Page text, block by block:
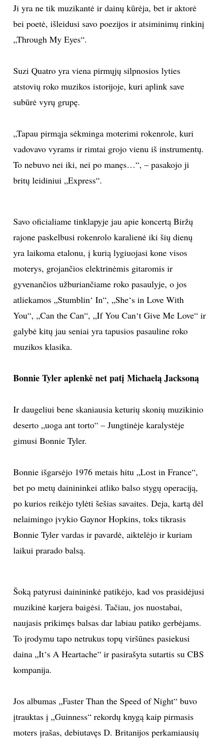
Ji yra ne tik muzikantė ir dainų kūrėja, bet ir aktorė
bei poetė, išleidusi savo poezijos ir atsiminimų rinkinį
„Through My Eyes“.
Suzi Quatro yra viena pirmųjų silpnosios lyties
atstovių roko muzikos istorijoje, kuri aplink save
subūrė vyrų grupę.
„Tapau pirmąja sėkminga moterimi rokenrole, kuri
vadovavo vyrams ir rimtai grojo vienu iš instrumentų.
To nebuvo nei iki, nei po manęs…“, – pasakojo ji
britų leidiniui „Express“.
Savo oficialiame tinklapyje jau apie koncertą Biržų
rajone paskelbusi rokenrolo karalienė iki šių dienų
yra laikoma etalonu, į kurią lygiuojasi kone visos
moterys, grojančios elektrinėmis gitaromis ir
gyvenančios užburiančiame roko pasaulyje, o jos
atliekamos „Stumblin‘ In“, „She‘s in Love With
You“, „Can the Can“, „If You Can‘t Give Me Love“ ir
galybė kitų jau seniai yra tapusios pasauline roko
muzikos klasika.
Bonnie Tyler aplenkė net patį Michaelą Jacksoną
Ir daugeliui bene skaniausia keturių skonių muzikinio
deserto „uoga ant torto“ – Jungtinėje karalystėje
gimusi Bonnie Tyler.
Bonnie išgarsėjo 1976 metais hitu „Lost in France“,
bet po metų dainininkei atliko balso stygų operaciją,
po kurios reikėjo tylėti šešias savaites. Deja, kartą dėl
nelaimingo įvykio Gaynor Hopkins, toks tikrasis
Bonnie Tyler vardas ir pavardė, aiktelėjo ir kuriam
laikui prarado balsą.
Šoką patyrusi dainininkė patikėjo, kad vos prasidėjusi
muzikinė karjera baigėsi. Tačiau, jos nuostabai,
naujasis prikimęs balsas dar labiau patiko gerbėjams.
To įrodymu tapo netrukus topų viršūnes pasiekusi
daina „It‘s A Heartache“ ir pasirašyta sutartis su CBS
kompanija.
Jos albumas „Faster Than the Speed of Night“ buvo
įtrauktas į „Guinness“ rekordų knygą kaip pirmasis
moters įrašas, debiutavęs D. Britanijos perkamiausių